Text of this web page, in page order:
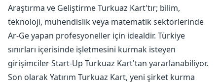
Araştırma ve Geliştirme Turkuaz Kart'tır; bilim,
teknoloji, mühendislik veya matematik sektörlerinde
Ar-Ge yapan profesyoneller için idealdir. Türkiye
sınırları içerisinde işletmesini kurmak isteyen
girişimciler Start-Up Turkuaz Kart'tan yararlanabiliyor.
Son olarak Yatırım Turkuaz Kart, yeni şirket kurma